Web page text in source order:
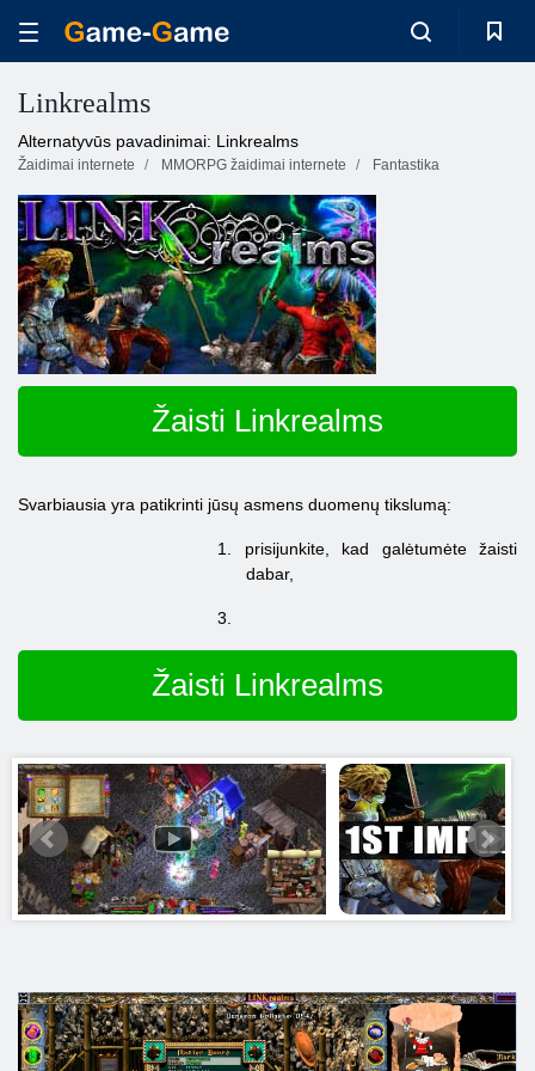
Linkrealms
Alternatyvūs pavadinimai: Linkrealms
Žaidimai internete MMORPG žaidimai internete Fantastika
Žaisti Linkrealms
Svarbiausia yra patikrinti jūsų asmens duomenų tikslumą:
1. prisijunkite, kad galėtumėte žaisti
dabar,
3.
Žaisti Linkrealms